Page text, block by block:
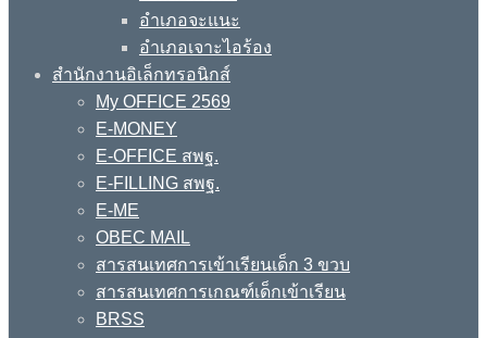
อำเภอจะแนะ
อำเภอเจาะไอร้อง
สำนักงานอิเล็กทรอนิกส์
My OFFICE 2569
E-MONEY
E-OFFICE สพฐ.
E-FILLING สพฐ.
E-ME
OBEC MAIL
สารสนเทศการเข้าเรียนเด็ก 3 ขวบ
สารสนเทศการเกณฑ์เด็กเข้าเรียน
BRSS